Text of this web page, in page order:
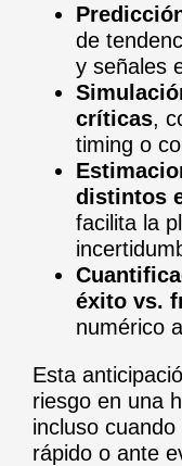
de
y señales
críticas,
timing o
distintos
facilita la
éxito vs.
numérico
Esta
riesgo en una
incluso
rápido o ante